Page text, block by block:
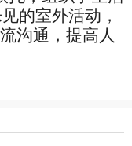
的室外活动，
沟通，提高人